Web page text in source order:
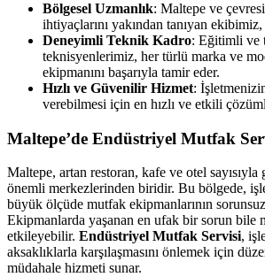
Bölgesel Uzmanlık: Maltepe ve
ihtiyaçlarını yakından tanıyan
Deneyimli Teknik Kadro: Eğitimli ve
teknisyenlerimiz, her türlü marka ve
ekipmanını başarıyla tamir eder.
Hızlı ve Güvenilir Hizmet:
verebilmesi için en hızlı ve etkili
Maltepe’de Endüstriyel Mutfak
Maltepe, artan restoran, kafe ve otel
önemli merkezlerinden biridir. Bu bölgede,
büyük ölçüde mutfak ekipmanlarının sorunsuz
Ekipmanlarda yaşanan en ufak bir sorun bile
etkileyebilir. Endüstriyel Mutfak Servisi,
aksaklıklarla karşılaşmasını önlemek için
müdahale hizmeti sunar.